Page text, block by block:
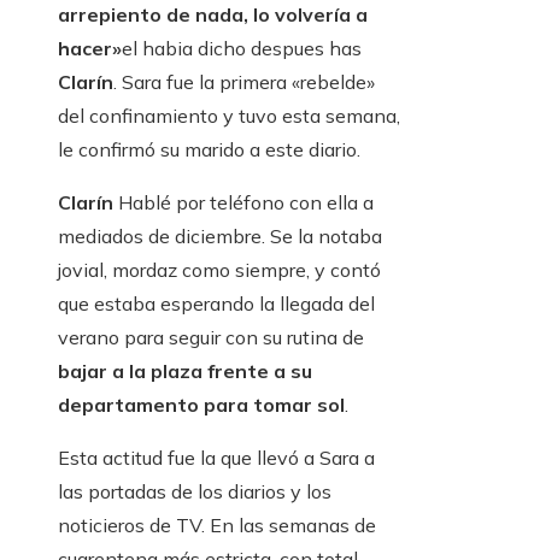
arrepiento de nada, lo volvería a
hacer»el habia dicho despues has
Clarín . Sara fue la primera «rebelde»
del confinamiento y tuvo esta semana,
le confirmó su marido a este diario.
Clarín Hablé por teléfono con ella a
mediados de diciembre. Se la notaba
jovial, mordaz como siempre, y contó
que estaba esperando la llegada del
verano para seguir con su rutina de
bajar a la plaza frente a su
departamento para tomar sol
Esta actitud fue la que llevó a Sara a
las portadas de los diarios y los
noticieros de TV. En las semanas de